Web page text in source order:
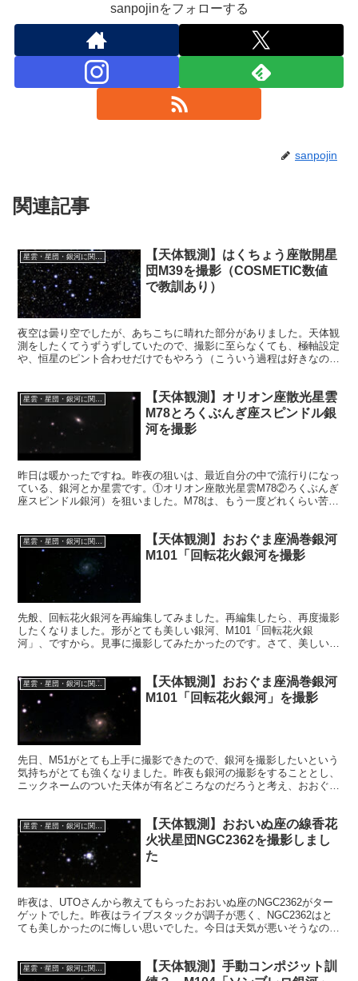
sanpojinをフォローする
sanpojin
関連記事
星雲・星団・銀河に関する情報
【天体観測】はくちょう座散開星
団M39を撮影（COSMETIC数値
で教訓あり）
夜空は曇り空でしたが、あちこちに晴れた部分がありました。天体観
測をしたくてうずうずしていたので、撮影に至らなくても、極軸設定
や、恒星のピント合わせだけでもやろう（こういう過程は好きなので
星雲・星団・銀河に関する情報
【天体観測】オリオン座散光星雲
M78とろくぶんぎ座スピンドル銀
河を撮影
昨日は暖かったですね。昨夜の狙いは、最近自分の中で流行りになっ
ている、銀河とか星雲です。①オリオン座散光星雲M78②ろくぶんぎ
座スピンドル銀河）を狙いました。M78は、もう一度どれくらい苦労
星雲・星団・銀河に関する情報
【天体観測】おおぐま座渦巻銀河
M101「回転花火銀河を撮影
先般、回転花火銀河を再編集してみました。再編集したら、再度撮影
したくなりました。形がとても美しい銀河、M101「回転花火銀
河」、ですから。見事に撮影してみたかったのです。さて、美しい銀
星雲・星団・銀河に関する情報
【天体観測】おおぐま座渦巻銀河
M101「回転花火銀河」を撮影
先日、M51がとても上手に撮影できたので、銀河を撮影したいという
気持ちがとても強くなりました。昨夜も銀河の撮影をすることとし、
ニックネームのついた天体が有名どころなのだろうと考え、おおぐま
星雲・星団・銀河に関する情報
【天体観測】おおいぬ座の線香花
火状星団NGC2362を撮影しまし
た
昨夜は、UTOさんから教えてもらったおおいぬ座のNGC2362がター
ゲットでした。昨夜はライブスタックが調子が悪く、NGC2362はと
ても美しかったのに悔しい思いでした。今日は天気が悪いそうなの
星雲・星団・銀河に関する情報
【天体観測】手動コンポジット訓